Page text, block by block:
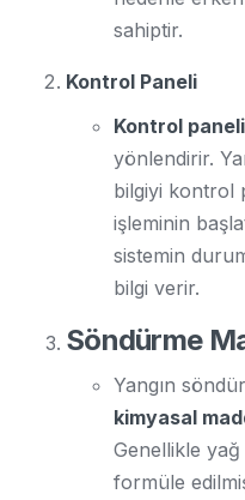
sahiptir.
Kontrol Paneli
Kontrol paneli
yönlendirir.
bilgiyi kontrol
işleminin
sistemin
bilgi verir.
Söndürme
Yangın
kimyasal
Genellikle
formüle